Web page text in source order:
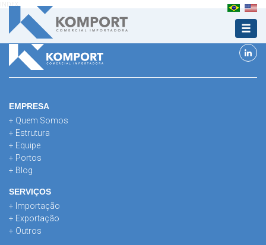
INDEX
EMPRESA
+ Quem Somos
+ Estrutura
+ Equipe
+ Portos
+ Blog
SERVIÇOS
+ Importação
+ Exportação
+ Outros